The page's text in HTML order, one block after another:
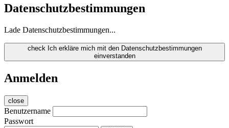
Datenschutzbestimmungen
Lade Datenschutzbestimmungen...
check Ich erkläre mich mit den Datenschutzbestimmungen
einverstanden
Anmelden
close
Benutzername
Passwort